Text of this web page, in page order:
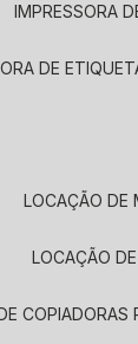
IMPRESSORA
DE
LOCAÇÃO
LOCAÇÃO
COPIADORAS